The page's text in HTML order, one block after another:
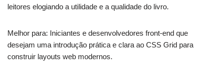
leitores elogiando a utilidade e a qualidade do livro.
Melhor para: Iniciantes e desenvolvedores front-end que
desejam uma introdução prática e clara ao CSS Grid para
construir layouts web modernos.